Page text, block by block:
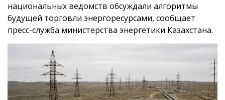
национальных ведомств обсуждали алгоритмы
будущей торговли энергоресурсами, сообщает
пресс-служба министерства энергетики Казахстана.